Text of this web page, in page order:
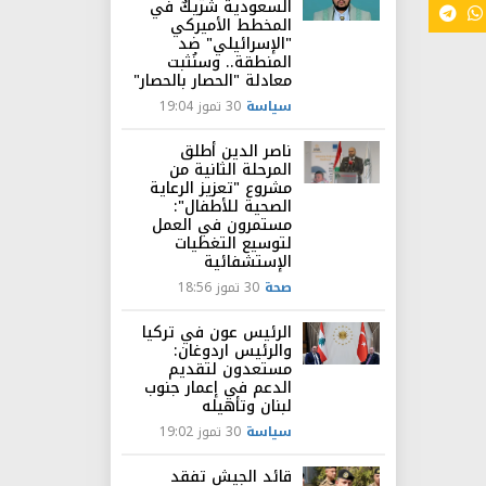
السعودية شريكٌ في
المخطط الأميركي
"الإسرائيلي" ضد
المنطقة.. وسنُثبت
معادلة "الحصار بالحصار"
سياسة 30 تموز 19:04
ناصر الدين أطلق
المرحلة الثانية من
مشروع "تعزيز الرعاية
الصحية للأطفال":
مستمرون في العمل
لتوسيع التغطيات
الإستشفائية
صحة 30 تموز 18:56
الرئيس عون في تركيا
والرئيس اردوغان:
مستعدون لتقديم
الدعم في إعمار جنوب
لبنان وتأهيله
سياسة 30 تموز 19:02
قائد الجيش تفقد